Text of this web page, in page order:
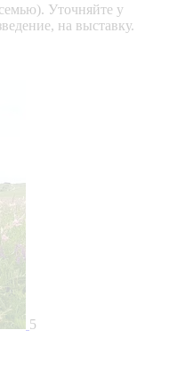
Уточняйте у
на выставку.
5